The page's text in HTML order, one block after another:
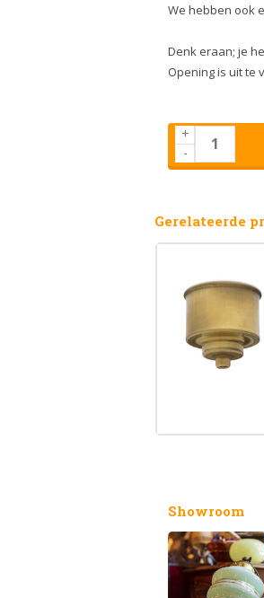
We hebben ook
Denk eraan; je
Opening is uit te
+
-
Gerelateerde
Showroom